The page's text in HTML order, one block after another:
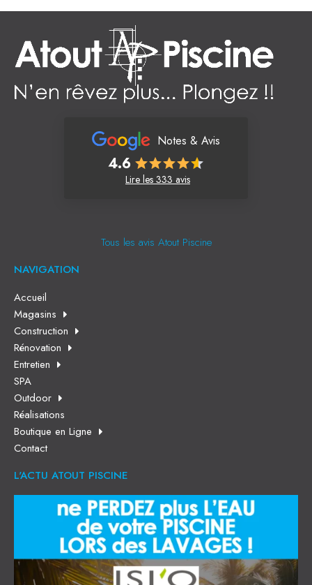
Notes & Avis
4.6
Lire les 333 avis
Tous les avis Atout Piscine
NAVIGATION
Accueil
Magasins
Construction
Rénovation
Entretien
SPA
Outdoor
Réalisations
Boutique en Ligne
Contact
L'ACTU ATOUT PISCINE